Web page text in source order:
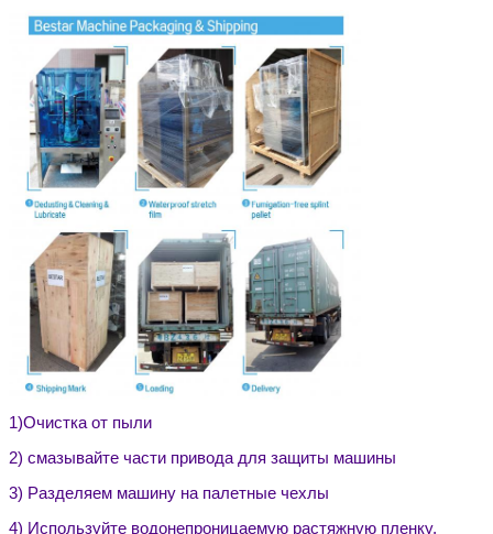
1)Очистка от пыли
2) смазывайте части привода для защиты машины
3) Разделяем машину на палетные чехлы
4) Используйте водонепроницаемую растяжную пленку,